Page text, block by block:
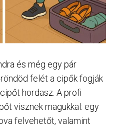
és még egy pár
felét a cipők fogják
hordasz. A profi
visznek magukkal: egy
felvehetőt, valamint